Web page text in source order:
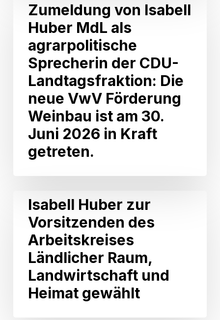
Wahlkreis
Neckarsulm
Isabell
Huber
agrarpolitische
Sprecherin
CDU-
Landtagsfraktion:
neue
Förderung
getreten.
Zumeldung von Isabell
Huber MdL als
agrarpolitische
Sprecherin der CDU-
Landtagsfraktion: Die
neue VwV Förderung
Weinbau ist am 30.
Juni 2026 in Kraft
getreten.
Huber
Vorsitzenden
Arbeitskreises
Ländlicher
Landwirtschaft
Isabell Huber zur
Vorsitzenden des
Arbeitskreises
Ländlicher Raum,
Landwirtschaft und
Heimat gewählt